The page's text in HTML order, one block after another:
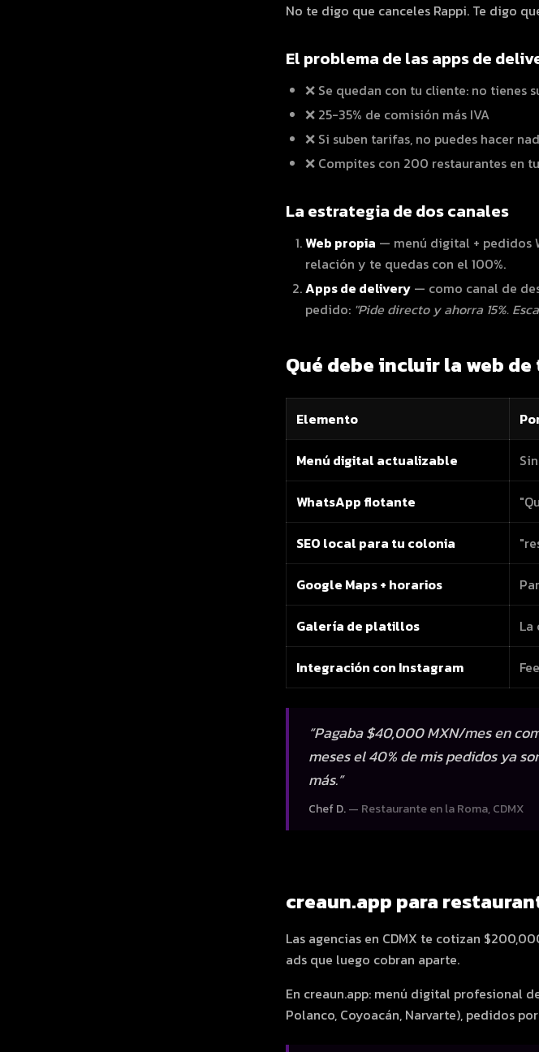
No te digo que canceles Rappi. Te digo
El problema de las apps de
❌ Se quedan con tu cliente: no tienes
❌ 25-35% de comisión más IVA
❌ Si suben tarifas, no puedes hacer
❌ Compites con 200 restaurantes en
La estrategia de dos canales
Web propia — menú digital + pedidos
relación y te quedas con el 100%.
Apps de delivery — como canal de
pedido: "Pide directo y ahorra 15%.
Qué debe incluir la web
Elemento
Menú digital actualizable
WhatsApp flotante
SEO local para tu colonia
Google Maps + horarios
Galería de platillos La
Integración con Instagram
“Pagaba $40,000 MXN/mes en
meses el 40% de mis pedidos ya
más.”
Chef D.— Restaurante en la Roma, CDMX
creaun.app para
Las agencias en CDMX te cotizan
ads que luego cobran aparte.
En creaun.app: menú digital profesional
Polanco, Coyoacán, Narvarte), pedidos